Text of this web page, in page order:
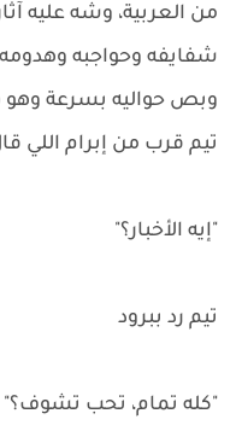
من العربية، وشه عليه
شفايفه وحواجبه وهدومه
وبص حواليه بسرعة
تيم قرب من إبرام اللي
"إيه الأخبار؟"
تيم رد ببرود
"كله تمام، تحب تشوف؟"